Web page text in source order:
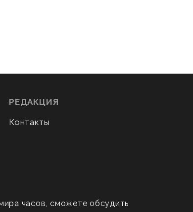
РЕДАКЦИЯ
Контакты
часов, сможете обсудить